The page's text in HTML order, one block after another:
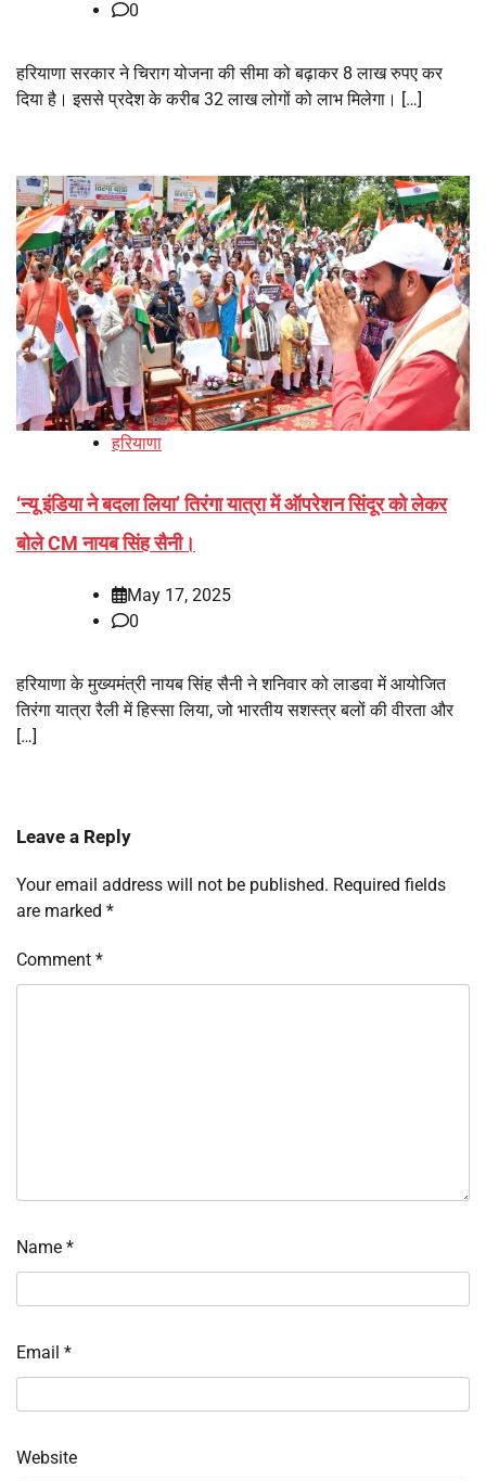
0
हरियाणा सरकार ने चिराग योजना की सीमा को बढ़ाकर 8 लाख रुपए कर
दिया है। इससे प्रदेश के करीब 32 लाख लोगों को लाभ मिलेगा। […]
हरियाणा
‘न्यू इंडिया ने बदला लिया’ तिरंगा यात्रा में ऑपरेशन सिंदूर को लेकर
बोले CM नायब सिंह सैनी।
May 17, 2025
0
हरियाणा के मुख्यमंत्री नायब सिंह सैनी ने शनिवार को लाडवा में आयोजित
तिरंगा यात्रा रैली में हिस्सा लिया, जो भारतीय सशस्त्र बलों की वीरता और
[…]
Leave a Reply
Your email address will not be published. Required fields
are marked *
Comment *
Name *
Email *
Website